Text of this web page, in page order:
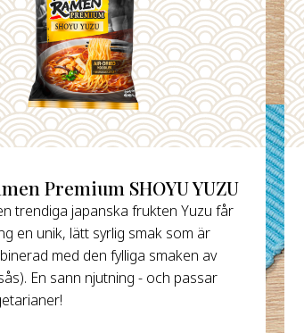
Premium SHOYU YUZU
trendiga japanska frukten Yuzu får
en unik, lätt syrlig smak som är
med den fylliga smaken av
En sann njutning - och passar